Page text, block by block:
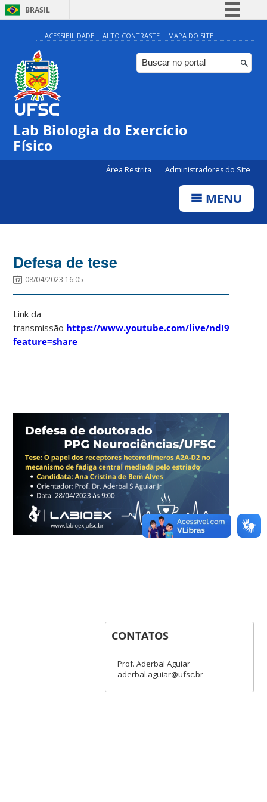
BRASIL
Simplifique!
Comunica BR
Participe
Canais
ACESSIBILIDADE ALTO CONTRASTE MAPA DO SITE
Lab Biologia do Exercício
Físico
Área Restrita Administradores do Site
MENU
Defesa de tese
08/04/2023 16:05
Link da
transmissão https://www.youtube.com/live/
feature=share
CONTATOS
Prof. Aderbal Aguiar
aderbal.aguiar@ufsc.br